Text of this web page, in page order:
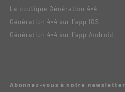
La boutique Génération 4×4
Génération 4×4 sur l’app IOS
Génération 4×4 sur l’app Android
Abonnez-vous à notre newsletter